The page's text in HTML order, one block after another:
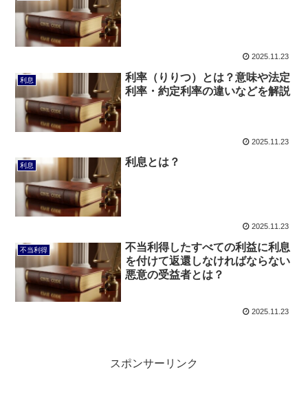
2025.11.23
利息
利率（りりつ）とは？意味や法定
利率・約定利率の違いなどを解説
2025.11.23
利息 利息とは？
2025.11.23
不当利得
不当利得したすべての利益に利息
を付けて返還しなければならない
悪意の受益者とは？
2025.11.23
スポンサーリンク